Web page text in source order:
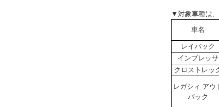
▼対象車種は
車名
レイバック
インプレッサ
クロストレッ
レガシィ アウ
バック